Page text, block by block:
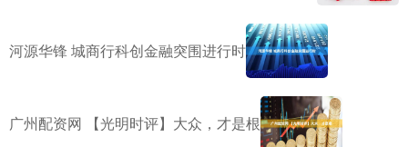
河源华锋 城商行科创金融突围进行时
广州配资网 【光明时评】大众，才是根